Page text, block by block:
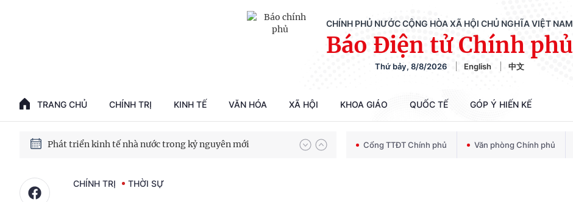
CHÍNH PHỦ NƯỚC CỘNG HÒA XÃ HỘI CHỦ NGHĨA VIỆT NAM
Báo Điện tử Chính phủ
Thứ bảy, 8/8/2026 English 中文
TRANG CHỦ CHÍNH TRỊ KINH TẾ VĂN HÓA XÃ HỘI KHOA GIÁO QUỐC TẾ GÓP Ý HIẾN KẾ
Phát triển kinh tế nhà nước trong kỷ nguyên mới
Phát triển nhà ở cho thuê - Trụ cột chiến lược, lâu dài
Phát triển kinh tế nhà nước trong kỷ nguyên mới Cổng TTĐT Chính phủ Văn phòng Chính phủ
CHÍNH TRỊ THỜI SỰ